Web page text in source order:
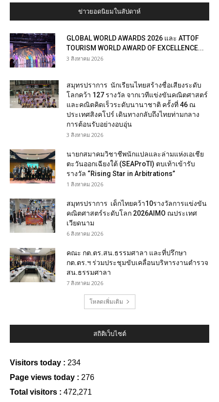
ข่าวยอดนิยมในสัปดาห์
GLOBAL WORLD AWARDS 2026 และ ATTOF
TOURISM WORLD AWARD OF EXCELLENCE...
3 สิงหาคม 2026
สมุทรปราการ นักเรียนไทยสร้างชื่อเสียงระดับ
โลกคว้า 127 รางวัล จากเวทีแข่งขันคณิตศาสตร์
และคณิตคิดเร็วระดับนานาชาติ ครั้งที่ 46 ณ
ประเทศสิงคโปร์ เดินทางกลับถึงไทยท่ามกลาง
การต้อนรับอย่างอบอุ่น
3 สิงหาคม 2026
นายกสมาคมวิชาชีพนักแปลและล่ามแห่งเอเชีย
ตะวันออกเฉียงใต้ (SEAProTI) ตบเท้าเข้ารับ
รางวัล “Rising Star in Arbitrations”
1 สิงหาคม 2026
สมุทรปราการ เด็กไทยคว้า10รางวัลการแข่งขัน
คณิตศาสตร์ระดับโลก 2026AIMO ณประเทศ
เวียดนาม
6 สิงหาคม 2026
คณะ กต.ตร.สน.ธรรมศาลา และที่ปรึกษา
กต.ตร.ฯ ร่วมประชุมขับเคลื่อนบริหารงานตำรวจ
สน.ธรรมศาลา
7 สิงหาคม 2026
โหลดเพิ่มเติม
สถิติเว็บไซต์
Visitors today : 234
Page views today : 276
Total visitors : 472,271